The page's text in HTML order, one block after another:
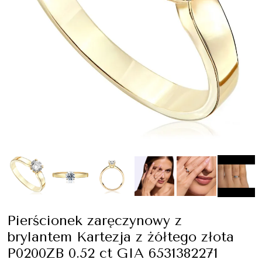
Pierścionek zaręczynowy z
brylantem Kartezja z żółtego złota
P0200ZB 0.52 ct GIA 6531382271